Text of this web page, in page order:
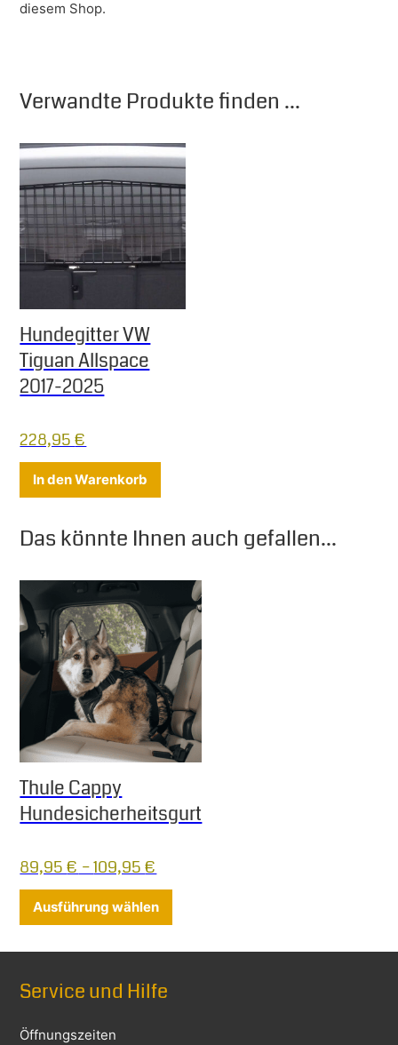
diesem Shop.
Verwandte Produkte finden ...
Hundegitter VW
Tiguan Allspace
2017-2025
228,95€
In den Warenkorb
Das könnte Ihnen auch gefallen...
Thule Cappy
Hundesicherheitsgurt
89,95€ –109,95€
Ausführung wählen
Service und Hilfe
Öffnungszeiten